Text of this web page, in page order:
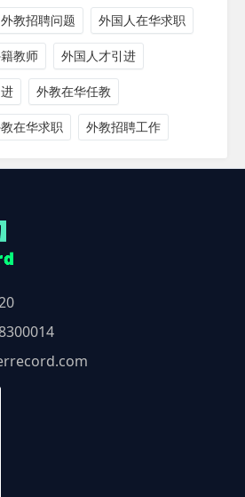
外教招聘问题 外国人在华求职
教师 外国人才引进
外教在华任教
在华求职 外教招聘工作